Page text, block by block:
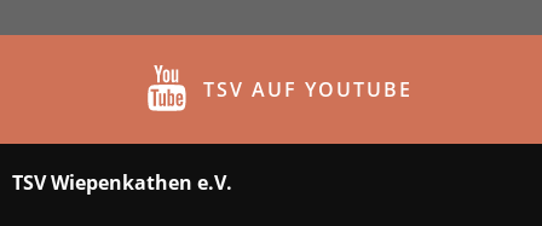
TSV AUF YOUTUBE
TSV Wiepenkathen e.V.